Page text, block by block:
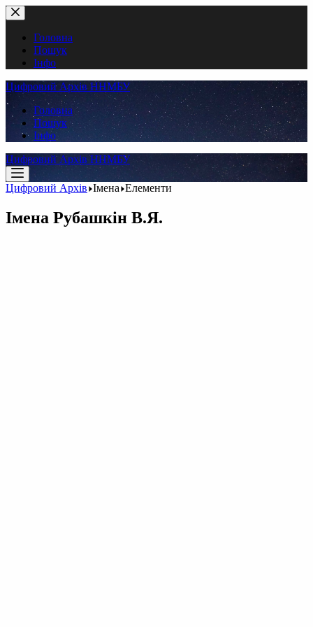
Перейти
до
вмістуГоловна
Пошук
Інфо
Цифровий Архів ННМБУ
Головна
Пошук
Інфо
Цифровий Архів ННМБУ
Цифровий Архів Імена Елементи
Імена Рубашкін В.Я.